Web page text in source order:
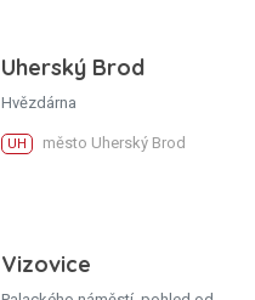
Uherský Brod
Hvězdárna
UH město Uherský Brod
Vizovice